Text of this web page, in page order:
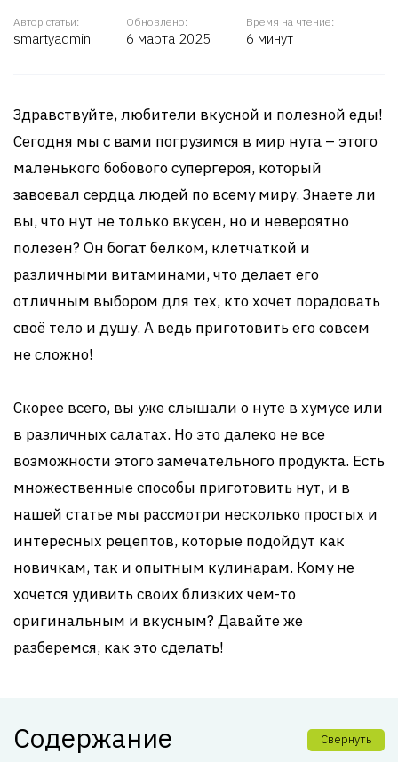
Автор статьи:
smartyadmin
Обновлено:
6 марта 2025
Время на чтение:
6 минут
Здравствуйте, любители вкусной и полезной еды!
Сегодня мы с вами погрузимся в мир нута – этого
маленького бобового супергероя, который
завоевал сердца людей по всему миру. Знаете ли
вы, что нут не только вкусен, но и невероятно
полезен? Он богат белком, клетчаткой и
различными витаминами, что делает его
отличным выбором для тех, кто хочет порадовать
своё тело и душу. А ведь приготовить его совсем
не сложно!
Скорее всего, вы уже слышали о нуте в хумусе или
в различных салатах. Но это далеко не все
возможности этого замечательного продукта. Есть
множественные способы приготовить нут, и в
нашей статье мы рассмотри несколько простых и
интересных рецептов, которые подойдут как
новичкам, так и опытным кулинарам. Кому не
хочется удивить своих близких чем-то
оригинальным и вкусным? Давайте же
разберемся, как это сделать!
Содержание Свернуть